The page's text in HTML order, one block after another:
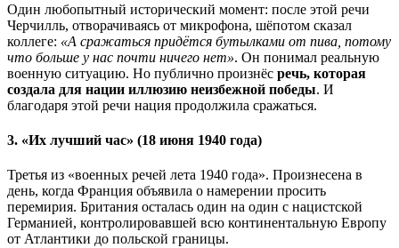
Один любопытный исторический момент: после этой речи
Черчилль, отворачиваясь от микрофона, шёпотом сказал
коллеге: «А сражаться придётся бутылками от пива, потому
что больше у нас почти ничего нет». Он понимал реальную
военную ситуацию. Но публично произнёс речь, которая
создала для нации иллюзию неизбежной победы. И
благодаря этой речи нация продолжила сражаться.
3. «Их лучший час» (18 июня 1940 года)
Третья из «военных речей лета 1940 года». Произнесена в
день, когда Франция объявила о намерении просить
перемирия. Британия осталась один на один с нацистской
Германией, контролировавшей всю континентальную Европу
от Атлантики до польской границы.